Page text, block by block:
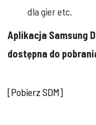
dla gier etc.
Aplikacja Samsung
dostępna do
[Pobierz SDM]